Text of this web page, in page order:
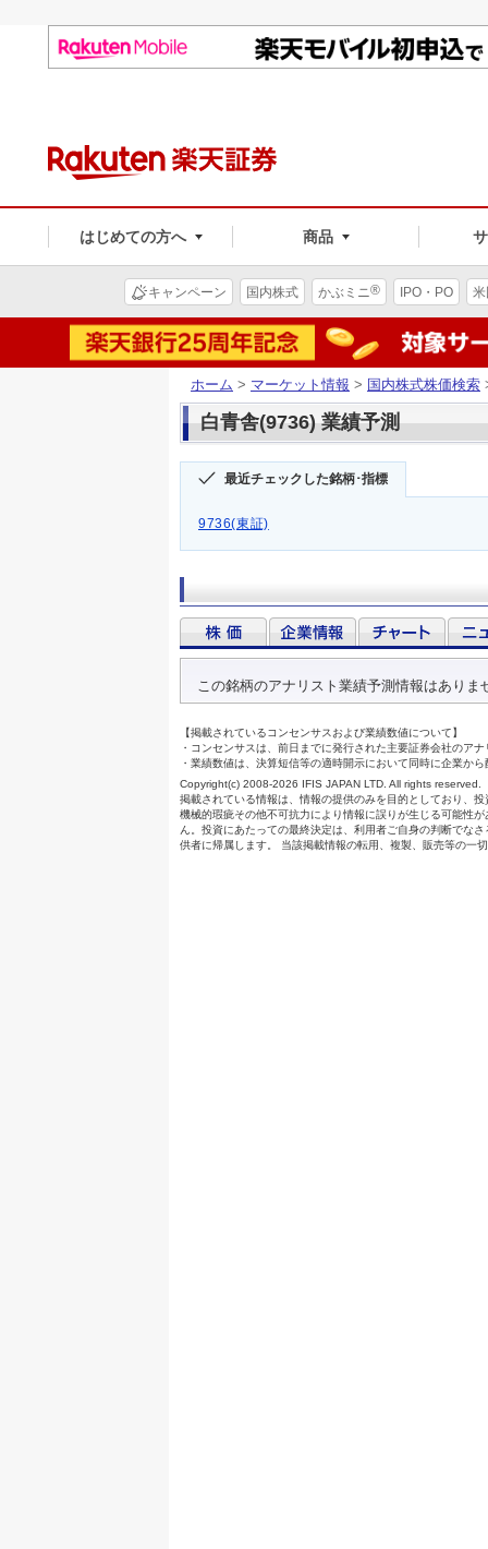
はじめての方へ 商品
キャンペーン 国内株式 かぶミニ® IPO・PO
ホーム > マーケット情報 > 国内株式株価検索
白青舎(9736) 業績予測
最近チェックした銘柄･指標
9736(東証)